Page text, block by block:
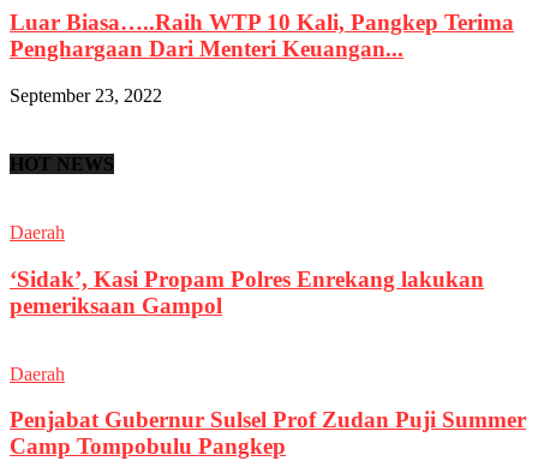
Luar Biasa…..Raih WTP 10 Kali, Pangkep Terima
Penghargaan Dari Menteri Keuangan...
September 23, 2022
HOT NEWS
Daerah
‘Sidak’, Kasi Propam Polres Enrekang lakukan
pemeriksaan Gampol
Daerah
Penjabat Gubernur Sulsel Prof Zudan Puji Summer
Camp Tompobulu Pangkep